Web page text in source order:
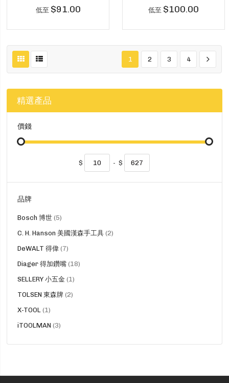
低至 $91.00 低至 $100.00
1 2 3 4
精選產品
價錢
$ - $
品牌
Bosch 博世 5貨
C. H. Hanson 美國漢森手工具 2貨
DeWALT 得偉 7貨
Diager 得加鑽嘴 18貨
SELLERY 小五金 1貨
TOLSEN 東森牌 2貨
X-TOOL 1貨
iTOOLMAN 3貨